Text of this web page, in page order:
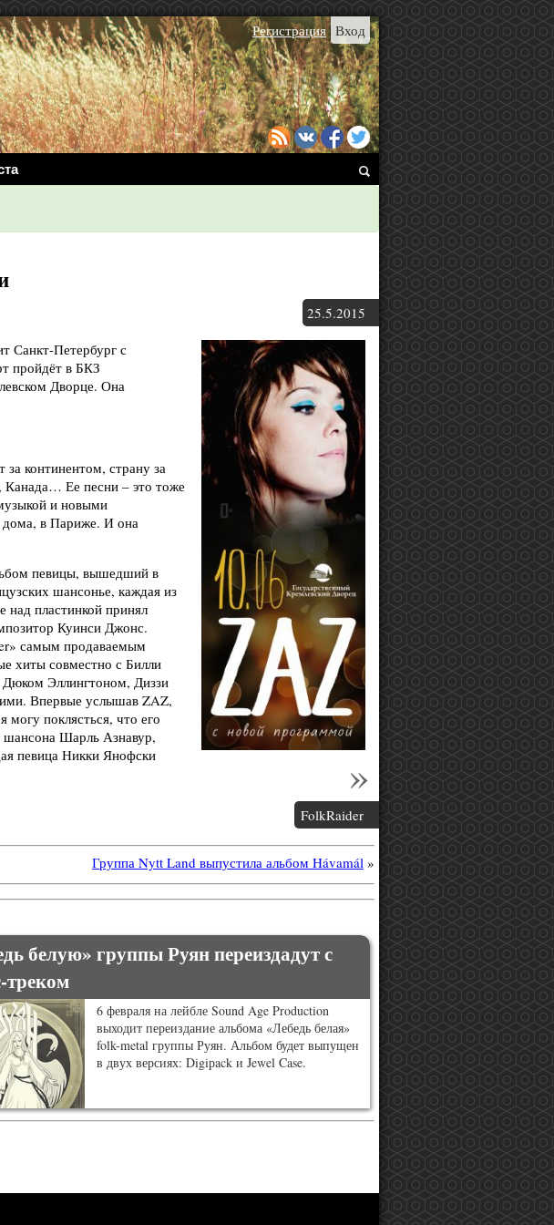
Вход
Регистрация
25.5.2015
Санкт-Петербург с
пройдёт в БКЗ
Дворце. Она
континентом, страну за
Канада… Ее песни – это тоже
и новыми
дома, в Париже. И она
певицы, вышедший в
шансонье, каждая из
пластинкой принял
Куинси Джонс.
самым продаваемым
хиты совместно с Билли
Эллингтоном, Диззи
Впервые услышав ZAZ,
поклясться, что его
шансона Шарль Азнавур,
певица Никки Янофски
FolkRaider
Группа Nytt Land выпустила альбом Hávamál »
белую» группы Руян переиздадут с
треком
6 февраля на лейбле Sound Age Production
выходит переиздание альбома «Лебедь белая»
folk-metal группы Руян. Альбом будет выпущен
в двух версиях: Digiрack и Jewel Case.